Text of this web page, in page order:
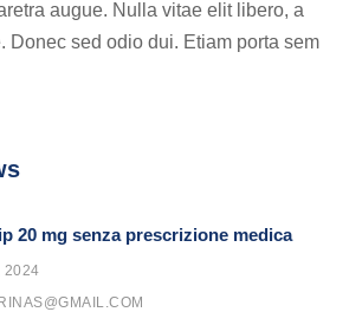
augue. Nulla vitae elit libero, a
Donec sed odio dui. Etiam porta sem
20 mg senza prescrizione medica
2024